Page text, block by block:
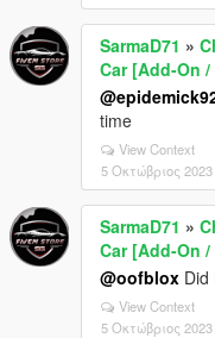
SarmaD71 »
Car [Add-On /
time
View Context
5 Οκτώβριος 2023
SarmaD71 »
Car [Add-On /
@oofblox Did
View Context
5 Οκτώβριος 2023